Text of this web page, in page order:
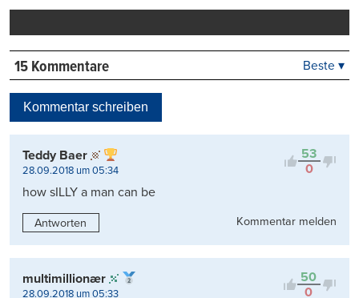
drucken
15 Kommentare
Kontrovers
Beste ▾
Kommentar schreiben
53
0
Teddy Baer
28.09.2018 um 05:34
how sILLY a man can be
Antworten Kommentar melden
50
0
multimillionær
28.09.2018 um 05:33